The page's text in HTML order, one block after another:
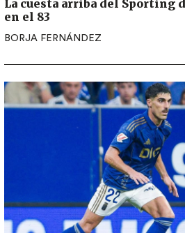
La cuesta arriba del Sporting
en el 83
BORJA FERNÁNDEZ